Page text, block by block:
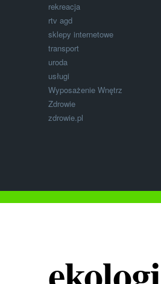
rekreacja
rtv agd
sklepy internetowe
transport
uroda
usługi
Wyposażenie Wnętrz
Zdrowie
zdrowie.pl